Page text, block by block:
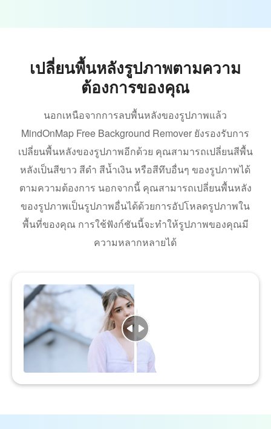
เปลี่ยนพื้นหลังรูปภาพตามความ
ต้องการของคุณ
นอกเหนือจากการลบพื้นหลังของรูปภาพแล้ว
MindOnMap Free Background Remover ยังรองรับการ
เปลี่ยนพื้นหลังของรูปภาพอีกด้วย คุณสามารถเปลี่ยนสีพื้น
หลังเป็นสีขาว สีดำ สีน้ำเงิน หรือสีทึบอื่นๆ ของรูปภาพได้
ตามความต้องการ นอกจากนี้ คุณสามารถเปลี่ยนพื้นหลัง
ของรูปภาพเป็นรูปภาพอื่นได้ด้วยการอัปโหลดรูปภาพใน
พื้นที่ของคุณ การใช้ฟังก์ชันนี้จะทำให้รูปภาพของคุณมี
ความหลากหลายได้